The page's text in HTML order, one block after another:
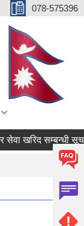
078-575396
सेवा खरिद सम्बन्धी